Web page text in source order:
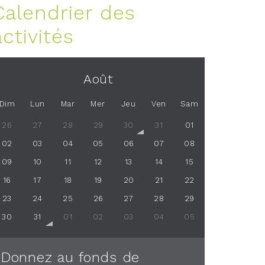
des
Août
Lun Mar Mer Jeu Ven Sam
26 27 28 29 30 31 01
02 03 04 05 06 07 08
09 10 11 12 13 14 15
16 17 18 19 20 21 22
23 24 25 26 27 28 29
30 31 01 02 03 04 05
Donnez au fonds de